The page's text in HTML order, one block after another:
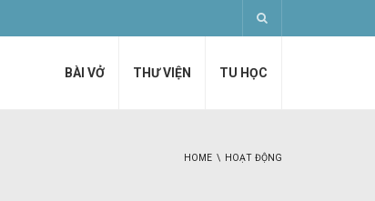
BÀI VỞ THƯ VIỆN TU HỌC
HOME HOẠT ĐỘNG